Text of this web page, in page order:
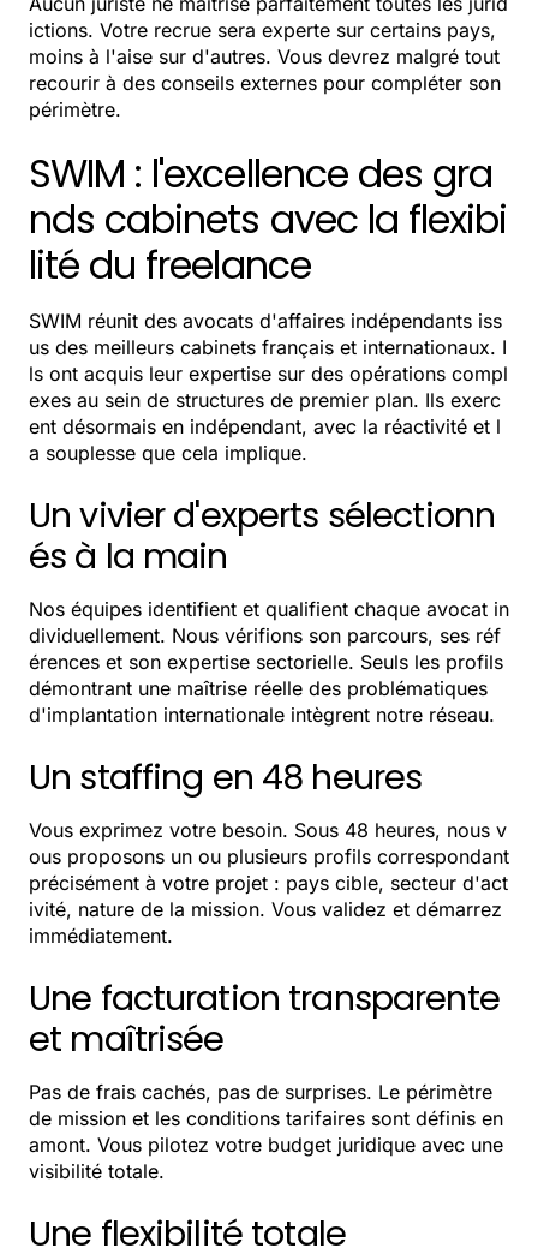
ictions. Votre recrue sera experte sur certains pays,
moins à l'aise sur d'autres. Vous devrez malgré tout
recourir à des conseils externes pour compléter son
périmètre.
SWIM : l'excellence des gra
nds cabinets avec la flexibi
lité du freelance
SWIM réunit des avocats d'affaires indépendants iss
us des meilleurs cabinets français et internationaux. I
ls ont acquis leur expertise sur des opérations compl
exes au sein de structures de premier plan. Ils exerc
ent désormais en indépendant, avec la réactivité et l
a souplesse que cela implique.
Un vivier d'experts sélectionn
és à la main
Nos équipes identifient et qualifient chaque avocat in
dividuellement. Nous vérifions son parcours, ses réf
érences et son expertise sectorielle. Seuls les profils
démontrant une maîtrise réelle des problématiques
d'implantation internationale intègrent notre réseau.
Un staffing en 48 heures
Vous exprimez votre besoin. Sous 48 heures, nous v
ous proposons un ou plusieurs profils correspondant
précisément à votre projet : pays cible, secteur d'act
ivité, nature de la mission. Vous validez et démarrez
immédiatement.
Une facturation transparente
et maîtrisée
Pas de frais cachés, pas de surprises. Le périmètre
de mission et les conditions tarifaires sont définis en
amont. Vous pilotez votre budget juridique avec une
visibilité totale.
Une flexibilité totale